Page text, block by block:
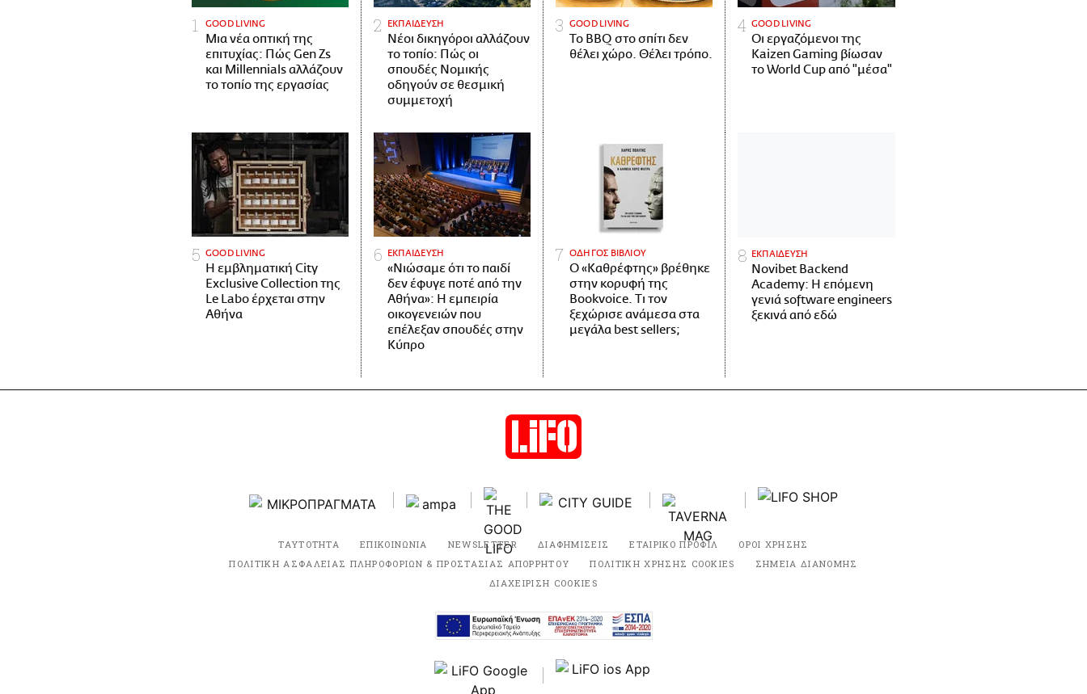
GOOD LIVING
Μια νέα οπτική της
επιτυχίας: Πώς Gen Zs
και Millennials αλλάζουν
το τοπίο της εργασίας
ΕΚΠΑΙΔΕΥΣΗ
Νέοι δικηγόροι αλλάζουν
το τοπίο: Πώς οι
σπουδές Νομικής
οδηγούν σε θεσμική
συμμετοχή
GOOD LIVING
Το BBQ στο σπίτι δεν
θέλει χώρο. Θέλει τρόπο.
GOOD LIVING
Οι εργαζόμενοι της
Kaizen Gaming βίωσαν
το World Cup από "μέσα"
GOOD LIVING
Η εμβληματική City
Exclusive Collection της
Le Labo έρχεται στην
Αθήνα
ΕΚΠΑΙΔΕΥΣΗ
«Νιώσαμε ότι το παιδί
δεν έφυγε ποτέ από την
Αθήνα»: Η εμπειρία
οικογενειών που
επέλεξαν σπουδές στην
Κύπρο
ΟΔΗΓΟΣ ΒΙΒΛΙΟΥ
Ο «Καθρέφτης» βρέθηκε
στην κορυφή της
Bookvoice. Τι τον
ξεχώρισε ανάμεσα στα
μεγάλα best sellers;
ΕΚΠΑΙΔΕΥΣΗ
Novibet Backend
Academy: Η επόμενη
γενιά software engineers
ξεκινά από εδώ
ΤΑΥΤΟΤΗΤΑ ΕΠΙΚΟΙΝΩΝΙΑ NEWSLETTER ΔΙΑΦΗΜΙΣΕΙΣ ΕΤΑΙΡΙΚΟ ΠΡΟΦΙΛ
ΟΡΟΙ ΧΡΗΣΗΣ
ΠΟΛΙΤΙΚΗ ΑΣΦΑΛΕΙΑΣ ΠΛΗΡΟΦΟΡΙΩΝ & ΠΡΟΣΤΑΣΙΑΣ ΑΠΟΡΡΗΤΟΥ
ΠΟΛΙΤΙΚΗ ΧΡΗΣΗΣ COOKIES
ΣΗΜΕΙΑ ΔΙΑΝΟΜΗΣ
ΔΙΑΧΕΙΡΙΣΗ COOKIES